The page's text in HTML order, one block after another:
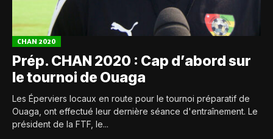
CHAN 2020
Prép. CHAN 2020 : Cap d’abord sur
le tournoi de Ouaga
Les Éperviers locaux en route pour le tournoi préparatif de
Ouaga, ont effectué leur dernière séance d'entraînement. Le
président de la FTF, le...